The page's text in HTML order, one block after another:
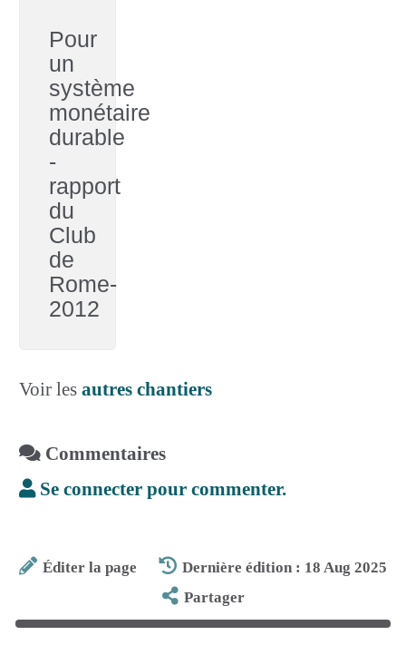
Pour
un
système
monétaire
durable
-
rapport
du
Club
de
Rome-
2012
Voir les autres chantiers
Commentaires
Se connecter pour commenter.
Éditer la page
Dernière édition : 18 Aug 2025
Partager